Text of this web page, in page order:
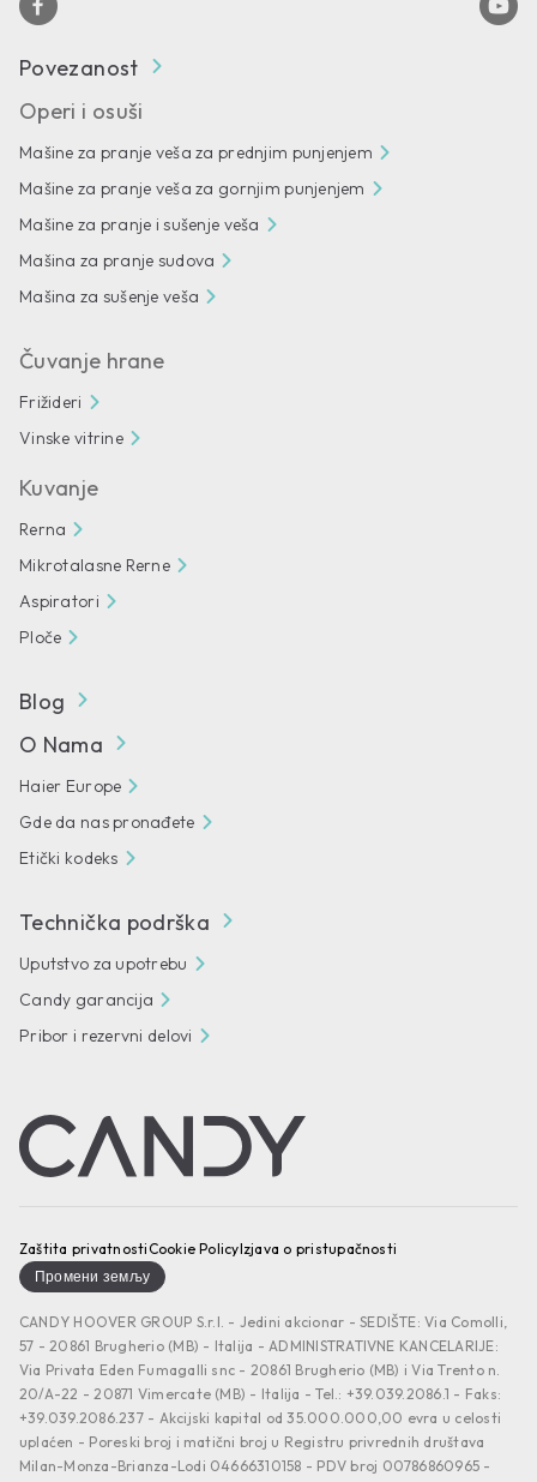
Povezanost
Operi i osuši
Mašine za pranje veša za prednjim punjenjem
Mašine za pranje veša za gornjim punjenjem
Mašine za pranje i sušenje veša
Mašina za pranje sudova
Mašina za sušenje veša
Čuvanje hrane
Frižideri
Vinske vitrine
Kuvanje
Rerna
Mikrotalasne Rerne
Aspiratori
Ploče
Blog
O Nama
Haier Europe
Gde da nas pronađete
Etički kodeks
Technička podrška
Uputstvo za upotrebu
Candy garancija
Pribor i rezervni delovi
CANDY HOOVER GROUP S.r.I. - Jedini akcionar - SEDIŠTE: Via Comolli,
57 - 20861 Brugherio (MB) - Italija - ADMINISTRATIVNE KANCELARIJE:
Via Privata Eden Fumagalli snc - 20861 Brugherio (MB) i Via Trento n.
20/A-22 - 20871 Vimercate (MB) - Italija - Tel.: +39.039.2086.1 - Faks:
+39.039.2086.237 - Akcijski kapital od 35.000.000,00 evra u celosti
uplaćen - Poreski broj i matični broj u Registru privrednih društava
Milan-Monza-Brianza-Lodi 04666310158 - PDV broj 00786860965 -
Zaštita privatnostiCookie PolicyIzjava o pristupačnosti
Промени земљу